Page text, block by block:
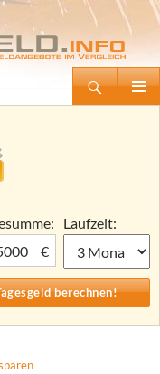
Tagesgeld.info – Tagesgeldkonten vergleichen und Tagesgeld-Zinsen berechnen
€
Laufzeit: